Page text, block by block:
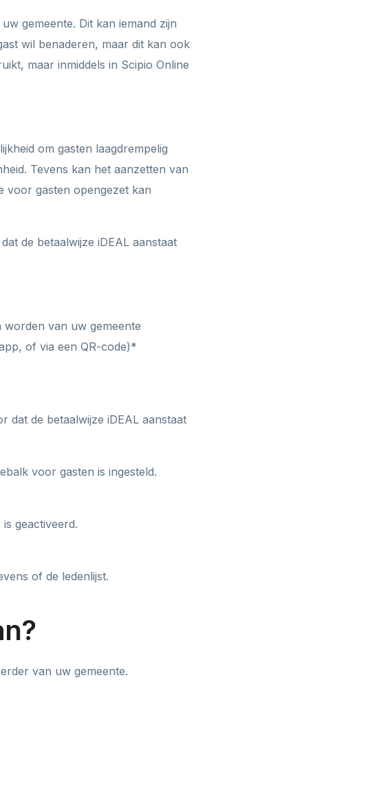
gemeente. Dit kan iemand zijn
wil benaderen, maar dit kan ook
maar inmiddels in Scipio Online
om gasten laagdrempelig
Tevens kan het aanzetten van
voor gasten opengezet kan
de betaalwijze iDEAL aanstaat
worden van uw gemeente
of via een QR-code)*
de betaalwijze iDEAL aanstaat
voor gasten is ingesteld.
geactiveerd.
of de ledenlijst.
van uw gemeente.